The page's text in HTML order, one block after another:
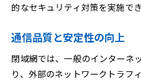
的なセキュリティ対策を実施でき
通信品質と安定性の向上
閉域網では、一般のインターネ
り、外部のネットワークトラフ